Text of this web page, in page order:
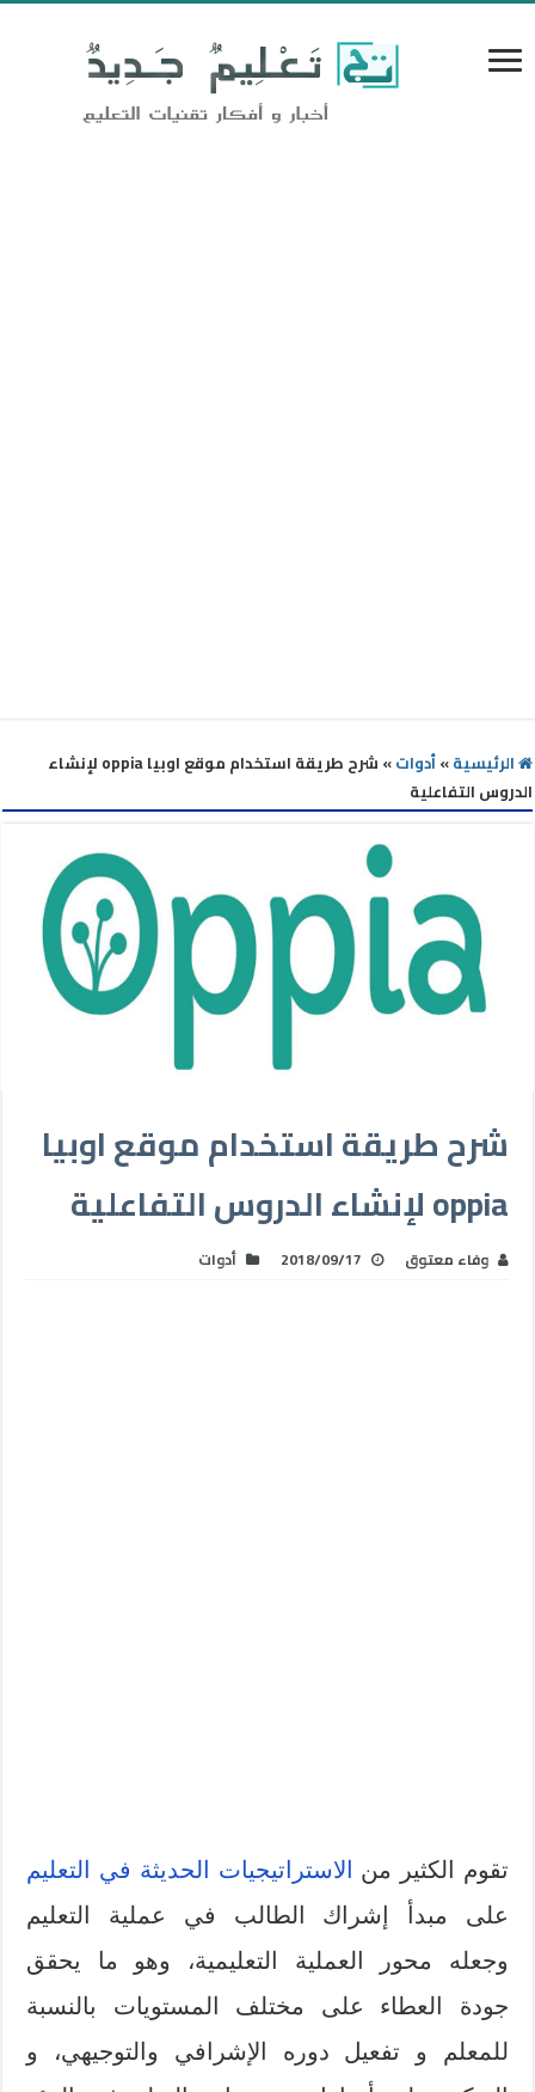
الرئيسية»أدوات»
شرح طريقة استخدام موقع اوبيا oppia لإنشاء
الدروس التفاعلية
شرح طريقة استخدام موقع اوبيا
oppia لإنشاء الدروس التفاعلية
وفاء معتوق 2018/09/17 أدوات
تقوم الكثير من
الاستراتيجيات الحديثة في التعليم
على مبدأ إشراك الطالب في عملية التعليم
وجعله محور العملية التعليمية، وهو ما يحقق
جودة العطاء على مختلف المستويات بالنسبة
للمعلم و تفعيل دوره الإشرافي والتوجيهي، و